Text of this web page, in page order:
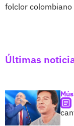
folclor
Últimas